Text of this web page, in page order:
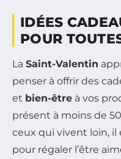
IDÉES
POUR
La Saint-Valentin
penser à offrir des
et bien-être à vos
présent à moins de
ceux qui vivent loin,
pour régaler l’être